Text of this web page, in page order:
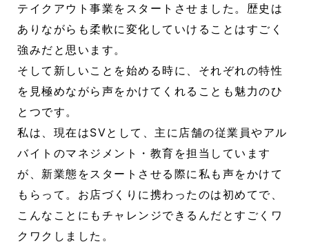
テイクアウト事業をスタートさせました。歴史は
ありながらも柔軟に変化していけることはすごく
強みだと思います。
そして新しいことを始める時に、それぞれの特性
を見極めながら声をかけてくれることも魅力のひ
とつです。
私は、現在はSVとして、主に店舗の従業員やアル
バイトのマネジメント・教育を担当しています
が、新業態をスタートさせる際に私も声をかけて
もらって。お店づくりに携わったのは初めてで、
こんなことにもチャレンジできるんだとすごくワ
クワクしました。